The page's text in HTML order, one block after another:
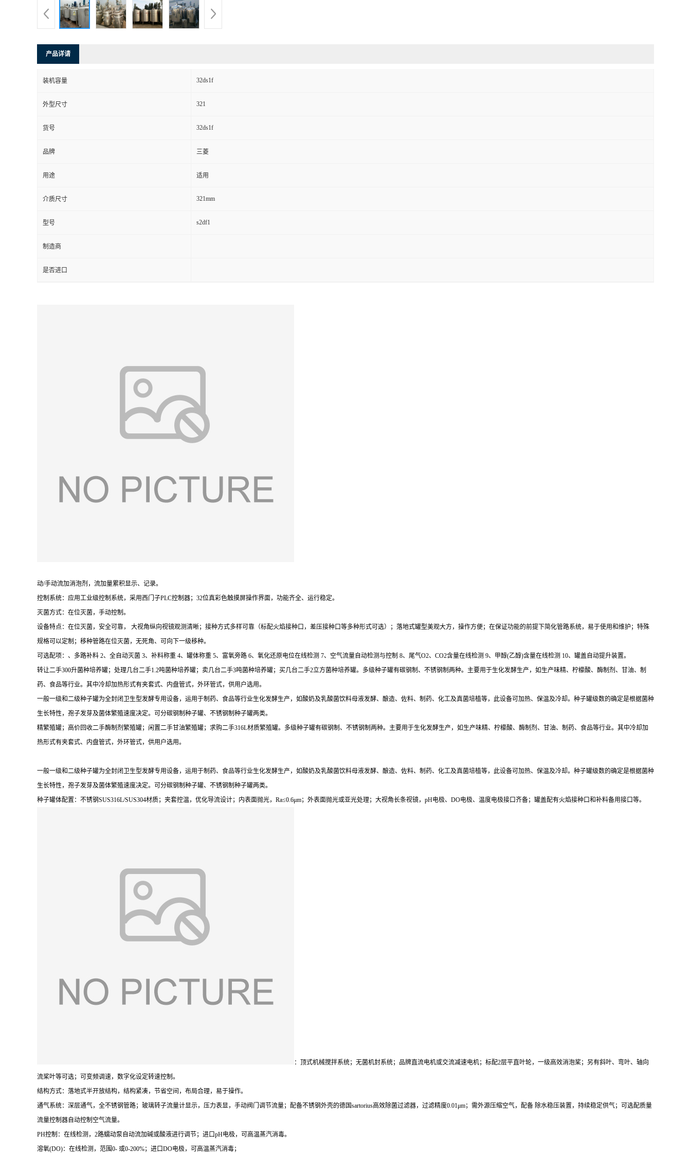
产品详请
装机容量 32ds1f
外型尺寸 321
货号 32ds1f
品牌 三菱
用途 适用
介质尺寸 321mm
型号 s2df1
制造商
是否进口
动/手动流加消泡剂，流加量累积显示、记录。
控制系统：应用工业级控制系统，采用西门子PLC控制器；32位真彩色触摸屏操作界面，功能齐全、运行稳定。
灭菌方式：在位灭菌，手动控制。
设备特点：在位灭菌，安全可靠， 大视角纵向视镜观测清晰；接种方式多样可靠（标配火焰接种口，差压接种口等多种形式可选）；落地式罐型美观大方，操作方便；在保证功能的前提下简化管路系统，易于使用和维护；特殊
规格可以定制；移种管路在位灭菌，无死角、可向下一级移种。
可选配项：、多路补料 2、全自动灭菌 3、补料称重 4、罐体称重 5、富氧旁路 6、氧化还原电位在线检测 7、空气流量自动检测与控制 8、尾气O2、CO2含量在线检测 9、甲醇(乙醇)含量在线检测 10、罐盖自动提升装置。
转让二手300升菌种培养罐；处理几台二手1.2吨菌种培养罐；卖几台二手3吨菌种培养罐；买几台二手2立方菌种培养罐。多级种子罐有碳钢制、不锈钢制两种。主要用于生化发酵生产，如生产味精、柠檬酸、酶制剂、甘油、制
药、食品等行业。其中冷却加热形式有夹套式、内盘管式，外环管式，供用户选用。
一般一级和二级种子罐为全封闭卫生型发酵专用设备，运用于制药、食品等行业生化发酵生产，如酸奶及乳酸菌饮料母液发酵、酿造、佐料、制药、化工及真菌培植等，此设备可加热、保温及冷却。种子罐级数的确定是根据菌种
生长特性，孢子发芽及菌体繁殖速度决定。可分碳钢制种子罐、不锈钢制种子罐两类。
精繁殖罐；高价回收二手酶制剂繁殖罐；闲置二手甘油繁殖罐；求购二手316L材质繁殖罐。多级种子罐有碳钢制、不锈钢制两种。主要用于生化发酵生产，如生产味精、柠檬酸、酶制剂、甘油、制药、食品等行业。其中冷却加
热形式有夹套式、内盘管式，外环管式，供用户选用。
一般一级和二级种子罐为全封闭卫生型发酵专用设备，运用于制药、食品等行业生化发酵生产，如酸奶及乳酸菌饮料母液发酵、酿造、佐料、制药、化工及真菌培植等，此设备可加热、保温及冷却。种子罐级数的确定是根据菌种
生长特性，孢子发芽及菌体繁殖速度决定。可分碳钢制种子罐、不锈钢制种子罐两类。
种子罐体配置：不锈钢SUS316L/SUS304材质；夹套控温，优化导流设计；内表面抛光，Ra≤0.6μm；外表面抛光或亚光处理；大视角长条视镜，pH电极、DO电极、温度电极接口齐备；罐盖配有火焰接种口和补料备用接口等。
：顶式机械搅拌系统；无菌机封系统；品牌直流电机或交流减速电机；标配2层平直叶轮，一级高效消泡桨；另有斜叶、弯叶、轴向
流桨叶等可选；可变频调速，数字化设定转速控制。
结构方式：落地式半开放结构，结构紧凑，节省空间，布局合理，易于操作。
通气系统：深层通气，全不锈钢管路；玻璃转子流量计显示，压力表显，手动阀门调节流量；配备不锈钢外壳的德国sartorius高效除菌过滤器，过滤精度0.01μm；需外源压缩空气，配备 除水稳压装置，持续稳定供气；可选配质量
流量控制器自动控制空气流量。
PH控制：在线检测，2路蠕动泵自动流加碱或酸液进行调节；进口pH电极，可高温蒸汽消毒。
溶氧(DO)：在线检测，范围0- 或0-200%；进口DO电极，可高温蒸汽消毒；